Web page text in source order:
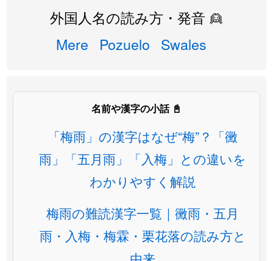
外国人名の読み方・発音 👱
Mere
Pozuelo Swales
名前や漢字の小話 📓
「梅雨」の漢字はなぜ“梅”？「黴
雨」「五月雨」「入梅」との違いを
わかりやすく解説
梅雨の難読漢字一覧｜黴雨・五月
雨・入梅・梅霖・栗花落の読み方と